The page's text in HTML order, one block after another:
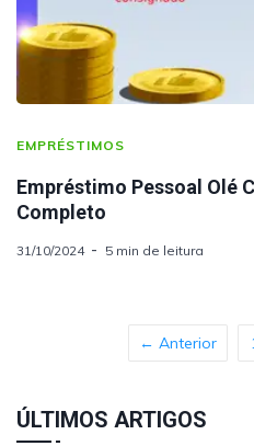
EMPRÉSTIMOS
Empréstimo Pessoal Olé
Completo
31/10/2024 5 min de leitura
← Anterior
ÚLTIMOS ARTIGOS